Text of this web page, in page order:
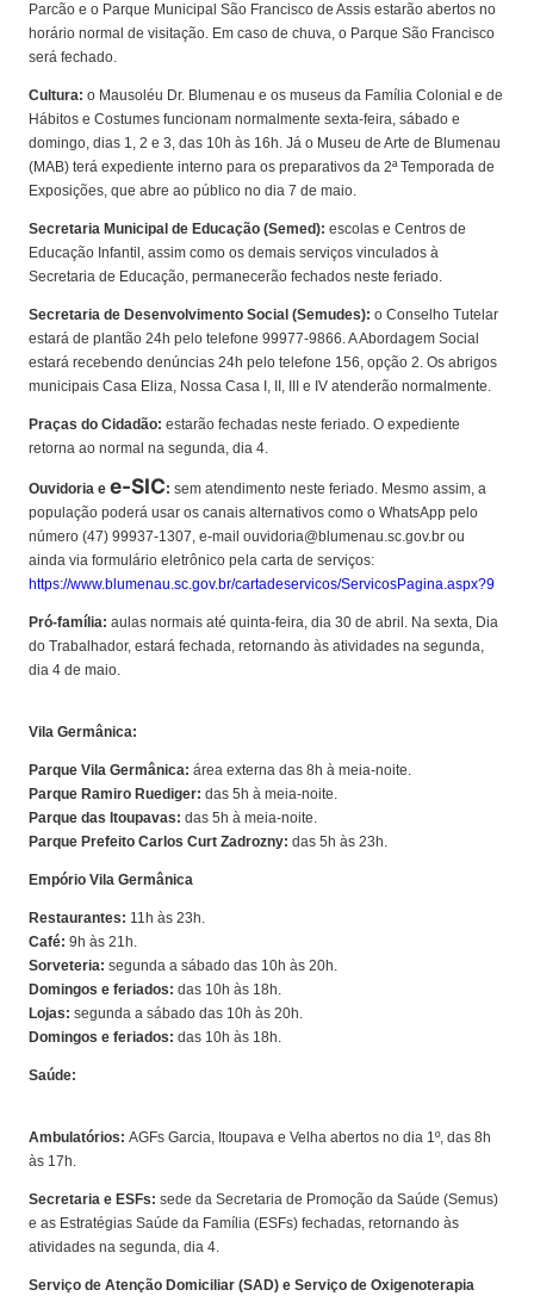
Parcão e o Parque Municipal São Francisco de Assis estarão abertos no
horário normal de visitação. Em caso de chuva, o Parque São Francisco
será fechado.
Cultura: o Mausoléu Dr. Blumenau e os museus da Família Colonial e de
Hábitos e Costumes funcionam normalmente sexta-feira, sábado e
domingo, dias 1, 2 e 3, das 10h às 16h. Já o Museu de Arte de Blumenau
(MAB) terá expediente interno para os preparativos da 2ª Temporada de
Exposições, que abre ao público no dia 7 de maio.
Secretaria Municipal de Educação (Semed):escolas e Centros de
Educação Infantil, assim como os demais serviços vinculados à
Secretaria de Educação, permanecerão fechados neste feriado.
Secretaria de Desenvolvimento Social (Semudes): o Conselho Tutelar
estará de plantão 24h pelo telefone 99977-9866. A Abordagem Social
estará recebendo denúncias 24h pelo telefone 156, opção 2. Os abrigos
municipais Casa Eliza, Nossa Casa I, II, III e IV atenderão normalmente.
Praças do Cidadão: estarão fechadas neste feriado. O expediente
retorna ao normal na segunda, dia 4.
Ouvidoria ee-SIC:sem atendimento neste feriado. Mesmo assim, a
população poderá usar os canais alternativos como o WhatsApp pelo
número (47) 99937-1307, e-mail ouvidoria@blumenau.sc.gov.br ou
ainda via formulário eletrônico pela carta de serviços:
https://www.blumenau.sc.gov.br/cartadeservicos/ServicosPagina.aspx?9
Pró-família:aulas normais até quinta-feira, dia 30 de abril. Na sexta, Dia
do Trabalhador, estará fechada, retornando às atividades na segunda,
dia 4 de maio.
Vila Germânica:
Parque Vila Germânica:área externa das 8h à meia-noite.
Parque Ramiro Ruediger:das 5h à meia-noite.
Parque das Itoupavas:das 5h à meia-noite.
Parque Prefeito Carlos Curt Zadrozny:das 5h às 23h.
Empório Vila Germânica
Restaurantes: 11h às 23h.
Café:9h às 21h.
Sorveteria: segunda a sábado das 10h às 20h.
Domingos e feriados: das 10h às 18h.
Lojas: segunda a sábado das 10h às 20h.
Domingos e feriados:das 10h às 18h.
Saúde:
Ambulatórios:AGFs Garcia, Itoupava e Velha abertos no dia 1º, das 8h
às 17h.
Secretaria e ESFs:sede da Secretaria de Promoção da Saúde (Semus)
e as Estratégias Saúde da Família (ESFs) fechadas, retornando às
atividades na segunda, dia 4.
Serviço de Atenção Domiciliar (SAD) e Serviço de Oxigenoterapia